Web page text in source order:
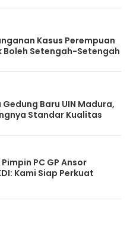
Kasus Perempuan
Boleh Setengah-Setengah
Baru UIN Madura,
Standar Kualitas
PC GP Ansor
Kami Siap Perkuat